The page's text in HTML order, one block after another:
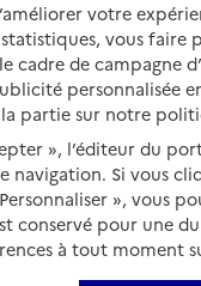
votre
statistiques, vous
cadre de
personnalisée
partie sur notre
», l’éditeur du
Si vous
», vous
conservé pour une
à tout moment